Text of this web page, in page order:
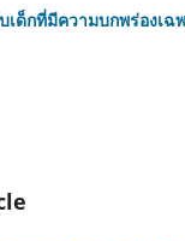
เด็กที่มีความบกพร่องเ